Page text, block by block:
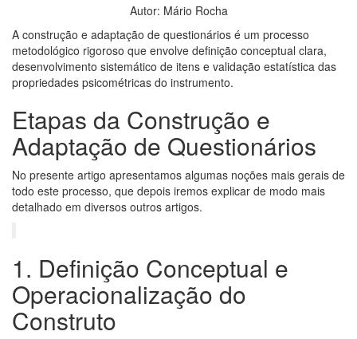
Autor: Mário Rocha
A construção e adaptação de questionários é um processo
metodológico rigoroso que envolve definição conceptual clara,
desenvolvimento sistemático de itens e validação estatística das
propriedades psicométricas do instrumento.
Etapas da Construção e
Adaptação de Questionários
No presente artigo apresentamos algumas noções mais gerais de
todo este processo, que depois iremos explicar de modo mais
detalhado em diversos outros artigos.
1. Definição Conceptual e
Operacionalização do
Construto